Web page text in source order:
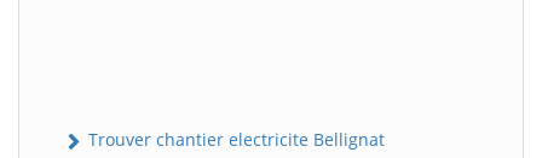
Trouver chantier electricite Bellignat